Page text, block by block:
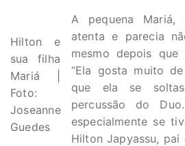
Hilton e
sua filha
Mariá |
Foto:
Joseanne
Guedes
A pequena
atenta e parecia
mesmo depois
“Ela gosta muito
que ela se
percussão do
especialmente se
Hilton Japyassu,